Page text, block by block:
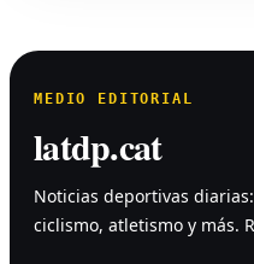
MEDIO EDITORIAL
latdp.cat
Noticias deportivas
ciclismo, atletismo y más.